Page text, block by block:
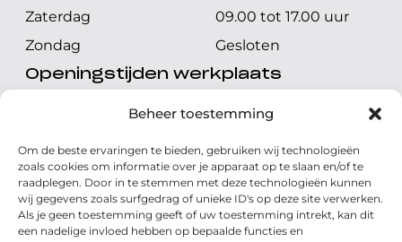
Beheer toestemming
Om de beste ervaringen te bieden, gebruiken wij technologieën
zoals cookies om informatie over je apparaat op te slaan en/of te
raadplegen. Door in te stemmen met deze technologieën kunnen
wij gegevens zoals surfgedrag of unieke ID's op deze site verwerken.
Als je geen toestemming geeft of uw toestemming intrekt, kan dit
een nadelige invloed hebben op bepaalde functies en
Zaterdag
09.00 tot 17.00 uur
Zondag
Gesloten
Openingstijden werkplaats
Maandag t/m vrijdag
08.00 tot 17.00 uur
Zondag
Gesloten
Volg ons